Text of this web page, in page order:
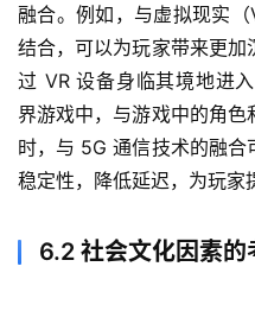
融合。例如，与虚拟现实
结合，可以为玩家带来更
过 VR 设备身临其境地进
界游戏中，与游戏中的角
时，与 5G 通信技术的融合
稳定性，降低延迟，为玩家
6.2 社会文化因素的